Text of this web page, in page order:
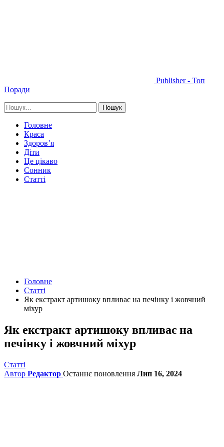
Publisher - Топ
Поради
Головне
Краса
Здоров’я
Діти
Це цікаво
Сонник
Статті
Головне
Статті
Як екстракт артишоку впливає на печінку і жовчний
міхур
Як екстракт артишоку впливає на
печінку і жовчний міхур
Статті
Автор Редактор Останнє поновлення Лип 16, 2024